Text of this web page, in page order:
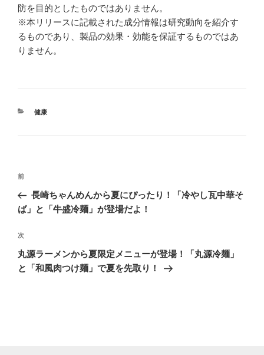
防を目的としたものではありません。
※本リリースに記載された成分情報は研究動向を紹介す
るものであり、製品の効果・効能を保証するものではあ
りません。
カ
健康
投
ナ
ゲ
ー
シ
前
の
投
前
長崎ちゃんめんから夏にぴったり！「冷やし瓦中華そ
ば」と「牛盛冷麺」が登場だよ！
次
の
投
次
丸源ラーメンから夏限定メニューが登場！「丸源冷麺」
と「和風肉つけ麺」で夏を先取り！